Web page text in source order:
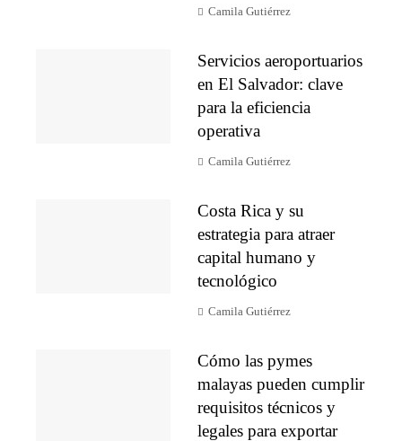
Camila Gutiérrez
Servicios aeroportuarios
en El Salvador: clave
para la eficiencia
operativa
Camila Gutiérrez
Costa Rica y su
estrategia para atraer
capital humano y
tecnológico
Camila Gutiérrez
Cómo las pymes
malayas pueden cumplir
requisitos técnicos y
legales para exportar